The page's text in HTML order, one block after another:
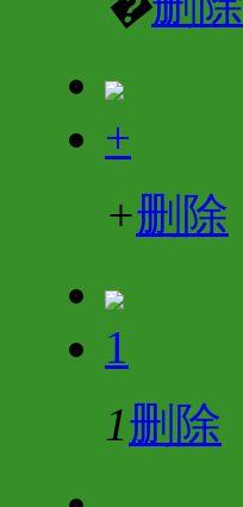
+
+删除
1
1删除